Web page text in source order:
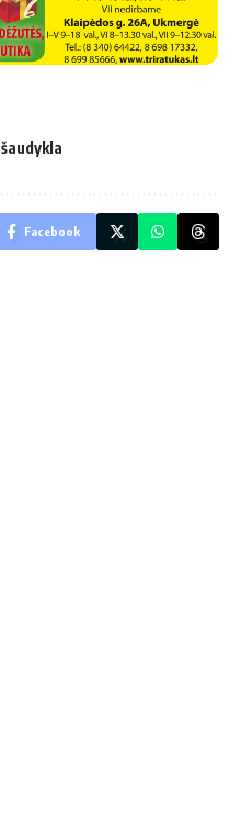
šaudykla
Facebook